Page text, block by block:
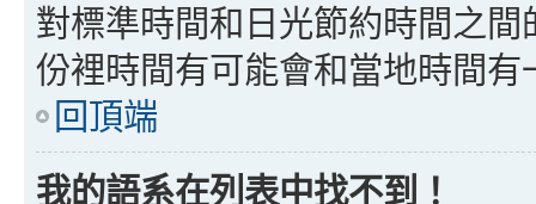
對標準時間和日光節約時間之
份裡時間有可能會和當地時間
回頂端
我的語系在列表中找不到！